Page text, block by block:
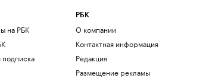
на РБК
подписка
РБК
О компании
Контактная информация
Редакция
Размещение рекламы